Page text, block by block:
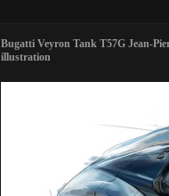
Bugatti Veyron Tank T57G Jean-
illustration